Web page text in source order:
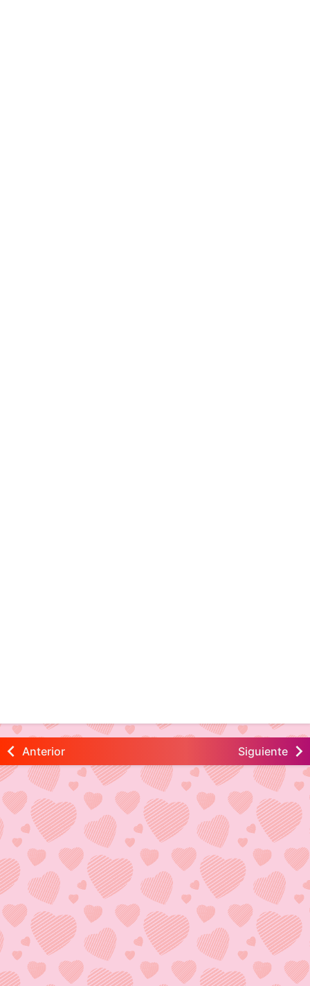
Anterior Siguiente